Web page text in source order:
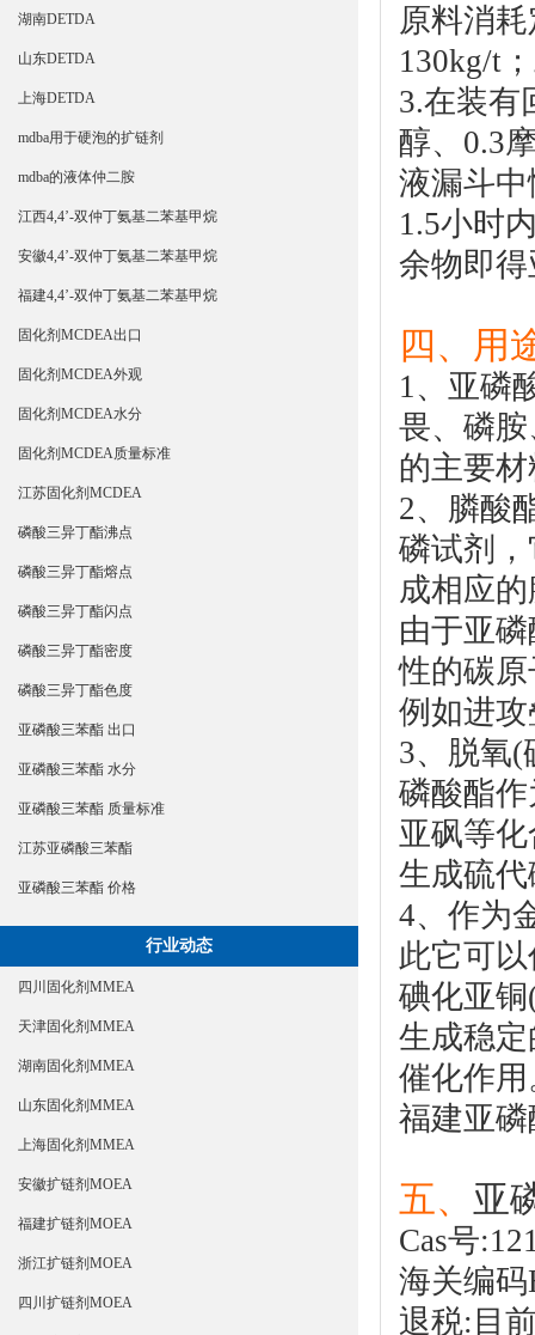
湖南DETDA
山东DETDA
上海DETDA
mdba用于硬泡的扩链剂
mdba的液体仲二胺
江西4,4’-双仲丁氨基二苯基甲烷
安徽4,4’-双仲丁氨基二苯基甲烷
福建4,4’-双仲丁氨基二苯基甲烷
固化剂MCDEA出口
固化剂MCDEA外观
固化剂MCDEA水分
固化剂MCDEA质量标准
江苏固化剂MCDEA
磷酸三异丁酯沸点
磷酸三异丁酯熔点
磷酸三异丁酯闪点
磷酸三异丁酯密度
磷酸三异丁酯色度
亚磷酸三苯酯 出口
亚磷酸三苯酯 水分
亚磷酸三苯酯 质量标准
江苏亚磷酸三苯酯
亚磷酸三苯酯 价格
行业动态
四川固化剂MMEA
天津固化剂MMEA
湖南固化剂MMEA
山东固化剂MMEA
上海固化剂MMEA
安徽扩链剂MOEA
福建扩链剂MOEA
浙江扩链剂MOEA
四川扩链剂MOEA
原料消
130kg/t
3.在装有
醇、0.3
液漏斗
1.5小时
余物即得
四、用
1、 亚磷
畏、磷
的主要
2、膦酸
磷试剂
成相应
由于亚磷
性的碳
例如进
3、脱氧(
磷酸酯
亚砜等
生成硫代
4、作为
此它可
碘化亚铜
生成稳
催化作用
福建亚磷
五、 亚
Cas号
海关编码
退税:目